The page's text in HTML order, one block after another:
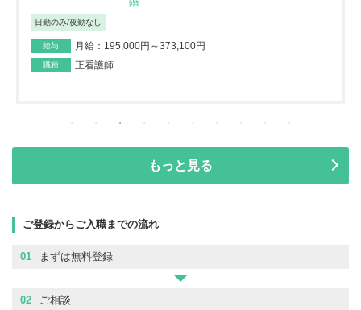
日勤のみ/夜勤なし
給与 月給：195,000円～373,100円
職種 正看護師
もっと見る
ご登録からご入職までの流れ
01 まずは無料登録
02 ご相談